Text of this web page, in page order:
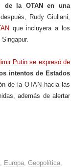
de la OTAN en una
Rudy Giuliani,
que incluyera a los
Putin se expresó de
intentos de Estados
de la OTAN hacia las
además de alertar
, Europa, Geopolítica,